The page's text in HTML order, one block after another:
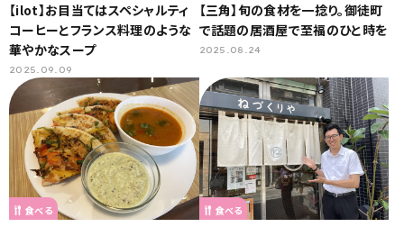
【ilot】お目当てはスペシャルティ
コーヒーとフランス料理のような
華やかなスープ
2025.09.09
【三角】旬の食材を一捻り。御徒町
で話題の居酒屋で至福のひと時を
2025.08.24
食べる 食べる